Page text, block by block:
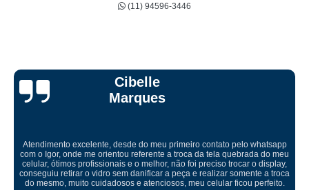
(11) 94596-3446
Ricardo Tadeu
Levei meu aparelho para conserto fui muito bem atendido um ótimo
ambiente serviço rápido muito bem feito. Recomendo serviço muito bom
abraço